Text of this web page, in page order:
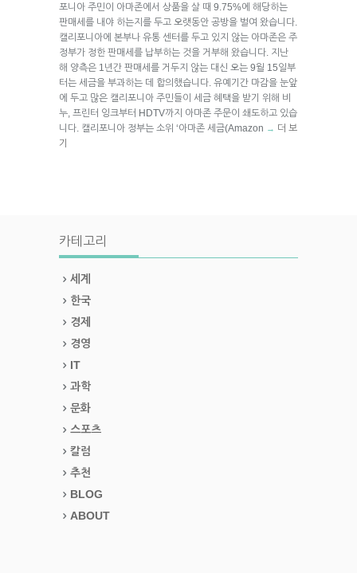
포니아 주민이 아마존에서 상품을 살 때 9.75%에 해당하는
판매세를 내야 하는지를 두고 오랫동안 공방을 벌여 왔습니다.
캘리포니아에 본부나 유통 센터를 두고 있지 않는 아마존은 주
정부가 정한 판매세를 납부하는 것을 거부해 왔습니다. 지난
해 양측은 1년간 판매세를 거두지 않는 대신 오는 9월 15일부
터는 세금을 부과하는 데 합의했습니다. 유예기간 마감을 눈앞
에 두고 많은 캘리포니아 주민들이 세금 혜택을 받기 위해 비
누, 프린터 잉크부터 HDTV까지 아마존 주문이 쇄도하고 있습
니다. 캘리포니아 정부는 소위 ‘아마존 세금(Amazon → 더 보
기
카테고리
세계
한국
경제
경영
IT
과학
문화
스포츠
칼럼
추천
BLOG
ABOUT